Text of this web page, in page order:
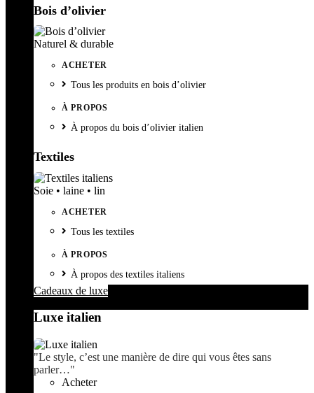
Bois d’olivier
Naturel & durable
ACHETER
Tous les produits en bois d’olivier
À PROPOS
À propos du bois d’olivier italien
Textiles
Soie • laine • lin
ACHETER
Tous les textiles
À PROPOS
À propos des textiles italiens
Cadeaux de luxe
Luxe italien
"Le style, c’est une manière de dire qui vous êtes sans
parler…"
Acheter